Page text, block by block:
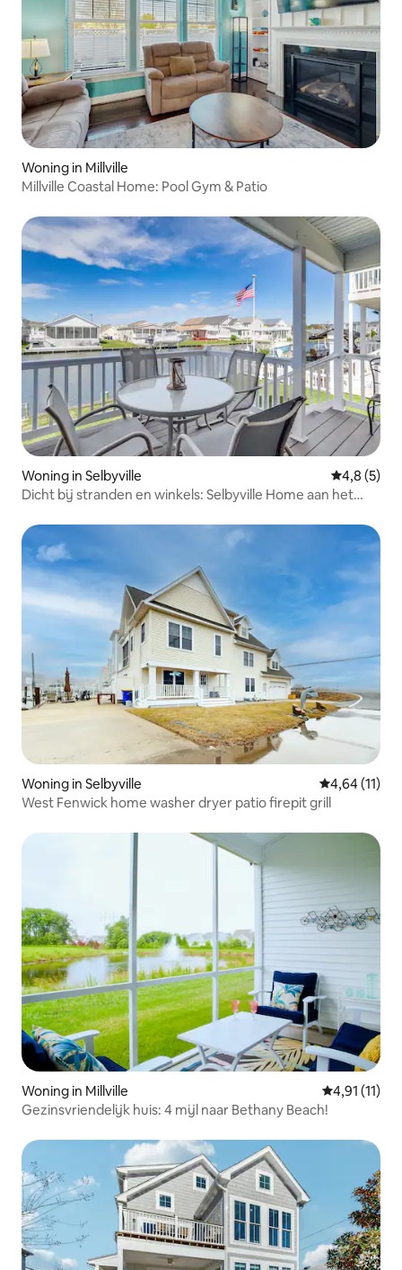
Woning in Millville
Millville Coastal Home: Pool Gym & Patio
Woning in Selbyville
4,8 (5)
Dicht bij stranden en winkels: Selbyville Home aan het
Woning in Selbyville Gemiddelde
4,64 (11)
West Fenwick home washer dryer patio firepit grill
Woning in Millville Gemiddelde
4,91 (11)
Gezinsvriendelijk huis: 4 mijl naar Bethany Beach!